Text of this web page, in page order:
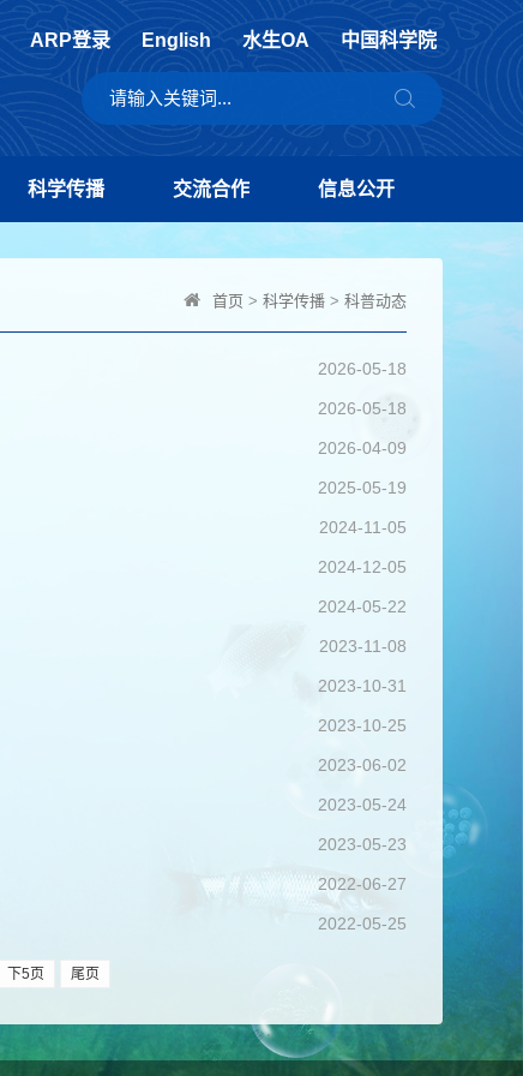
ARP登录 English 水生OA 中国科学院
科学传播 交流合作 信息公开
首页 > 科学传播 > 科普动态
2026-05-18
2026-05-18
2026-04-09
2025-05-19
2024-11-05
2024-12-05
2024-05-22
2023-11-08
2023-10-31
2023-10-25
2023-06-02
2023-05-24
2023-05-23
2022-06-27
2022-05-25
下5页 尾页